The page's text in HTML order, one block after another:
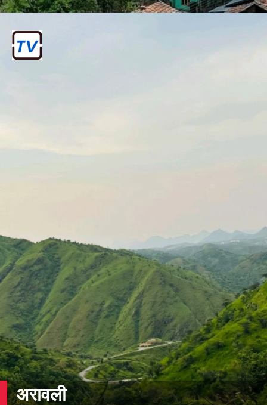
हिमालय
यह दुनिया की सबसे ऊंची पर्वत श्रृंखला है और